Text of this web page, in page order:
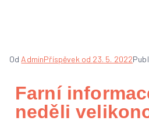
Od AdminPříspěvek od 23. 5. 2022
Farní
neděli